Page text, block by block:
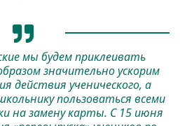
мы будем приклеивать
значительно ускорим
действия ученического, а
пользоваться всеми
на замену карты. С 15 июня